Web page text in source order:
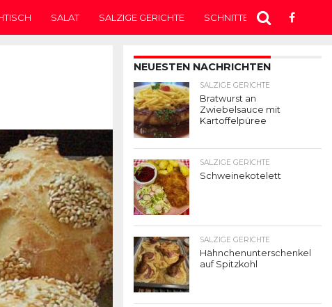
SALAT SALZIGE GERICHTE SCHNITTEN SUPPE
NEUESTEN NACHRICHTEN
SALZIGE GERICHTE
Bratwurst an
Zwiebelsauce mit
Kartoffelpüree
SALZIGE GERICHTE
Schweinekotelett
SALZIGE GERICHTE
Hähnchenunterschenkel
auf Spitzkohl